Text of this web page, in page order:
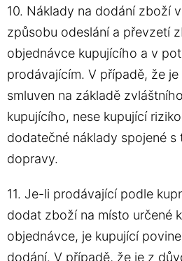
10. Náklady na dodání zboží
způsobu odeslání a převzetí
objednávce kupujícího a v
prodávajícím. V případě, že
smluven na základě
kupujícího, nese kupující
dodatečné náklady spojené s
dopravy.
11. Je-li prodávající podle
dodat zboží na místo určené
objednávce, je kupující
dodání. V případě, že je z